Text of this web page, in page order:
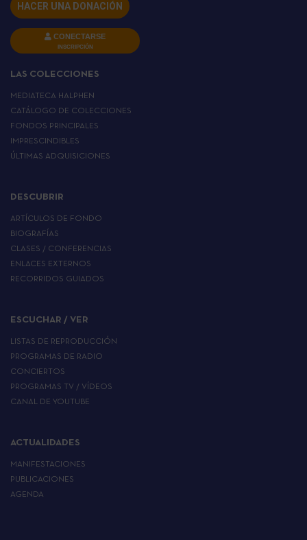
HACER UNA DONACIÓN
CONECTARSE
INSCRIPCIÓN
LAS COLECCIONES
MEDIATECA HALPHEN
CATÁLOGO DE COLECCIONES
FONDOS PRINCIPALES
IMPRESCINDIBLES
ÚLTIMAS ADQUISICIONES
DESCUBRIR
ARTÍCULOS DE FONDO
BIOGRAFÍAS
CLASES / CONFERENCIAS
ENLACES EXTERNOS
RECORRIDOS GUIADOS
ESCUCHAR / VER
LISTAS DE REPRODUCCIÓN
PROGRAMAS DE RADIO
CONCIERTOS
PROGRAMAS TV / VÍDEOS
CANAL DE YOUTUBE
ACTUALIDADES
MANIFESTACIONES
PUBLICACIONES
AGENDA